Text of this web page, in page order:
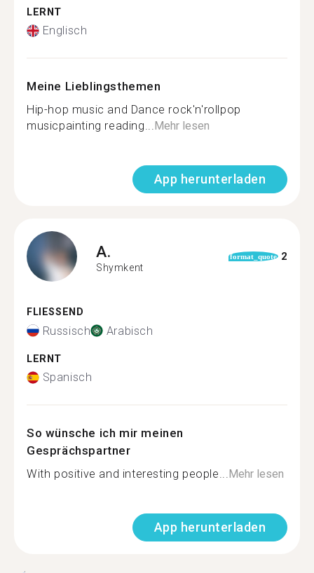
LERNT
Englisch
Meine Lieblingsthemen
Hip-hop music and Dance rock'n'rollpop
musicpainting reading...Mehr lesen
App herunterladen
A.
Shymkent
format_quote 2
FLIESSEND
Russisch Arabisch
LERNT
Spanisch
So wünsche ich mir meinen
Gesprächspartner
With positive and interesting people...Mehr lesen
App herunterladen